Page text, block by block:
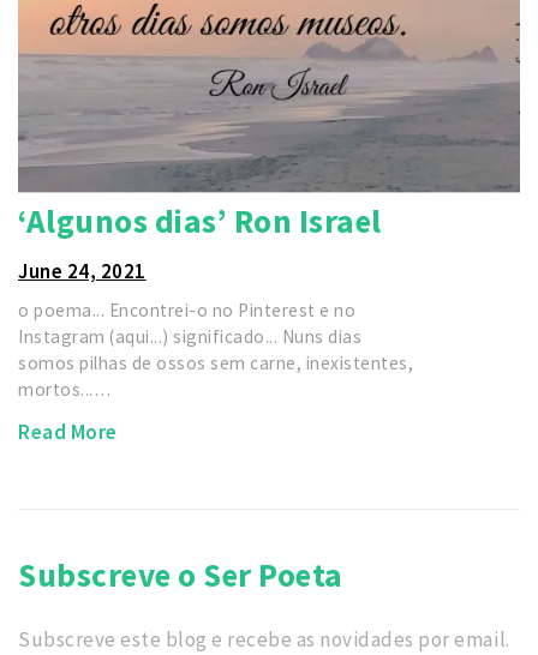
‘Algunos dias’ Ron Israel
June 24, 2021
o poema... Encontrei-o no Pinterest e no
Instagram (aqui...) significado... Nuns dias
somos pilhas de ossos sem carne, inexistentes,
mortos...…
Read More
Subscreve o Ser Poeta
Subscreve este blog e recebe as novidades por email.